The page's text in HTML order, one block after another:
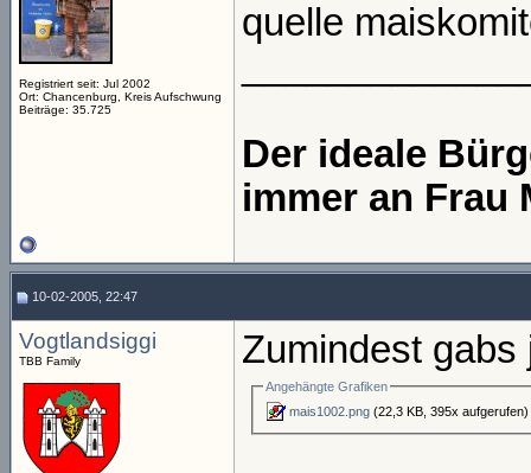
Registriert seit: Jul 2002
Ort: Chancenburg, Kreis Aufschwung
Beiträge: 35.725
quelle
Der ideale
immer an Frau
10-02-2005, 22:47
Vogtlandsiggi
TBB Family Zumindest
Angehängte Grafiken
mais1002.png (22,3 KB, 395x aufgerufen)